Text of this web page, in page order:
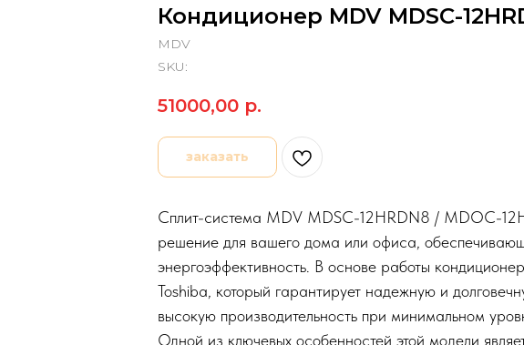
Кондиционер MDV MDSC-
MDV
SKU:
51000,00 р.
заказать
Сплит-система MDV MDSC-12HRDN8 / MDOC-
решение для вашего дома или офиса,
энергоэффективность. В основе работы
Toshiba, который гарантирует надежную и
высокую производительность при минимальном
Одной из ключевых особенностей этой модели